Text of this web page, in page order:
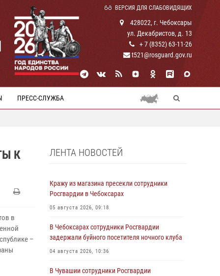
ВЕРСИЯ ДЛЯ СЛАБОВИДЯЩИХ
428022, г. Чебоксары
ул. Декабристов, д. 13
+ 7 (8352) 63-11-26
t521@rosguard.gov.ru
ПРЕСС-СЛУЖБА
К
в
–
ЛЕНТА НОВОСТЕЙ
Кражу из магазина пресекли сотрудники
Росгвардии в Чебоксарах
05 августа 2026, 09:18
В Чебоксарах сотрудники Росгвардии
задержали буйного посетителя ночного клуба
04 августа 2026, 10:36
В Чувашии сотрудники Росгвардии